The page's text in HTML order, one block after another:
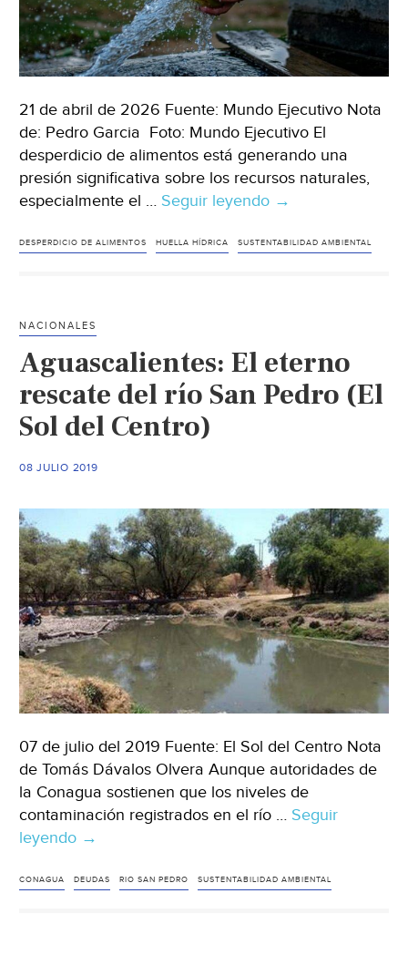
21 de abril de 2026 Fuente: Mundo Ejecutivo Nota
de: Pedro Garcia Foto: Mundo Ejecutivo El
desperdicio de alimentos está generando una
presión significativa sobre los recursos naturales,
especialmente el … Seguir leyendo Mundo–
de
y
agrava
la
→
DESPERDICIO DE ALIMENTOS HUELLA HÍDRICA SUSTENTABILIDAD AMBIENTAL
NACIONALES
Aguascalientes: El eterno
rescate del río San Pedro (El
Sol del Centro)
08 JULIO 2019
07 de julio del 2019 Fuente: El Sol del Centro Nota
de Tomás Dávalos Olvera Aunque autoridades de
la Conagua sostienen que los niveles de
contaminación registrados en el río … Seguir
leyendo Aguascalientes:
eterno
→
CONAGUA DEUDAS RIO SAN PEDRO SUSTENTABILIDAD AMBIENTAL